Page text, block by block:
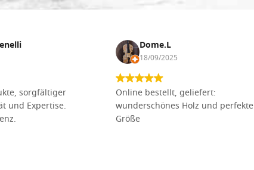
sorgfältiger
und Expertise.
Dome.L
18/09/2025
Online bestellt, geliefert:
wunderschönes Holz und perfekte
Größe